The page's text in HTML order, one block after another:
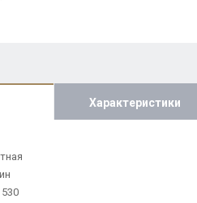
Характеристики